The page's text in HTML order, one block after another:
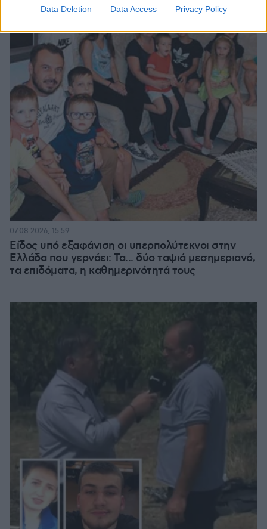
Data Deletion Data Access Privacy Policy
Είδος υπό εξαφάνιση οι υπερπολύτεκνοι στην
Ελλάδα που γερνάει: Τα... δύο ταψιά μεσημεριανό,
τα επιδόματα, η καθημερινότητά τους
07.08.2026, 15:59